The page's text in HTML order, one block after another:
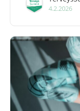
4.2.2026